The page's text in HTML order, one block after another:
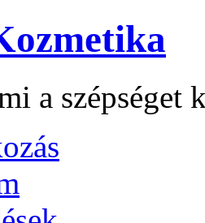
a szépséget